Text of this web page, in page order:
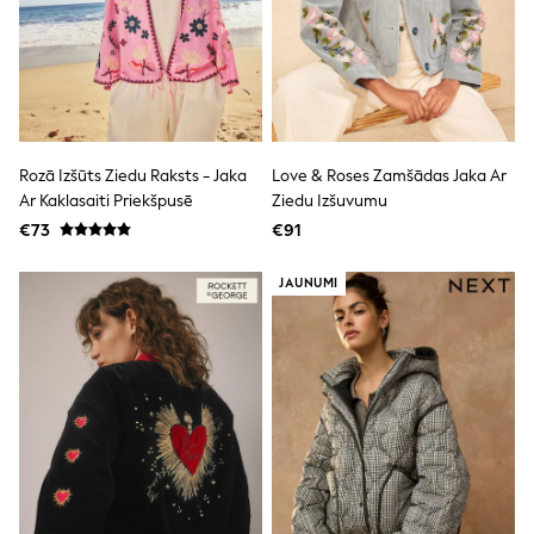
Start Rite
Smiggle
Eastpak
All Accessories
All Bags & Backpacks
Girls Bags
Lunchbags
Drink Bottles
Stationery
Polo Shirts
T-Shirts
Bags
Blouses
Shirts
Polo Shirts
HOLIDAY SHOP
Women's Holiday Shop
All Swimwear
All Beachwear
Bags & Accessories
Beach Dresses & Kaftans
Rozā Izšūts Ziedu Raksts - Jaka
Ar Kaklasaiti Priekšpusē
€73
Love & Roses Zamšādas Jaka Ar
Ziedu Izšuvumu
€91
JAUNUMI